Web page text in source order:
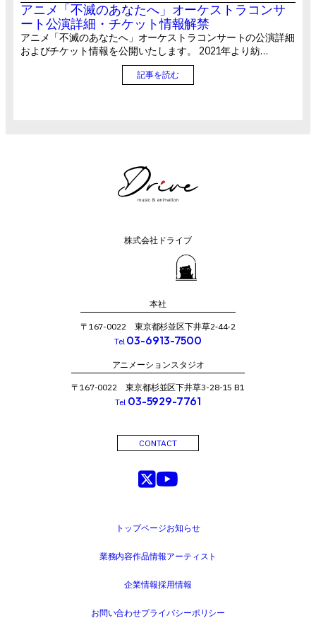
アニメ「不滅のあなたへ」オーケストラコンサ
ート公演詳細・チケット情報解禁
アニメ「不滅のあなたへ」オーケストラコンサートの公演詳細
およびチケット情報を公開いたします。 2021年より紡…
記事を読む
株式会社ドライブ
本社
〒167-0022 東京都杉並区下井草2‐44-2
Tel 03-6913-7500
アニメーションスタジオ
〒167-0022 東京都杉並区下井草3-28-15 B1
Tel 03-5929-7761
CONTACT
トップページお知らせ
業務内容作品情報アーティスト
企業情報採用情報
お問い合わせプライバシーポリシー